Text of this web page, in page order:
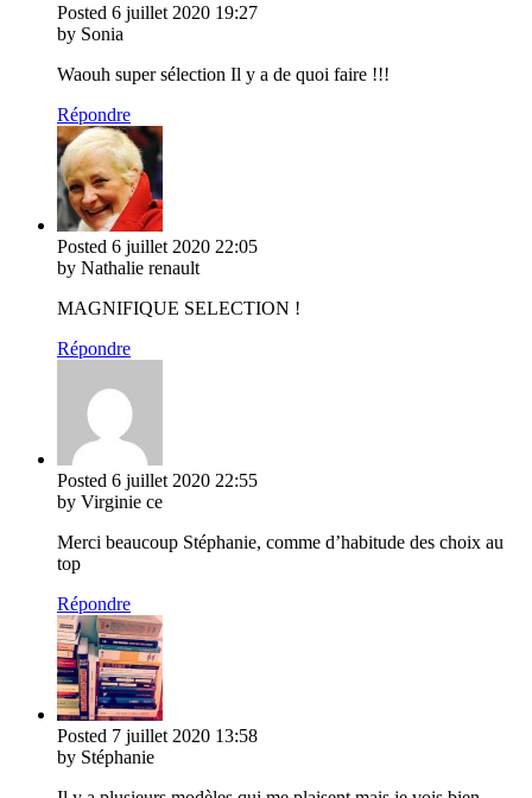
Posted 6 juillet 2020 19:27
by Sonia
Waouh super sélection Il y a de quoi faire !!!
Répondre
Posted 6 juillet 2020 22:05
by Nathalie renault
MAGNIFIQUE SELECTION !
Répondre
Posted 6 juillet 2020 22:55
by Virginie ce
Merci beaucoup Stéphanie, comme d’habitude des choix au
top
Répondre
Posted 7 juillet 2020 13:58
by Stéphanie